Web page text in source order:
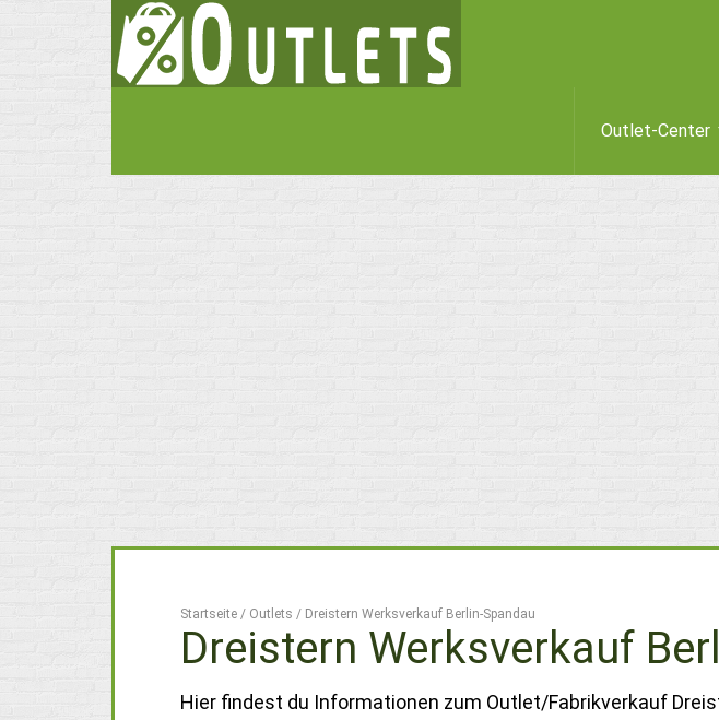
Outlet-Center
Startseite / Outlets / Dreistern Werksverkauf Berlin-Spandau
Dreistern Werksverkauf
Hier findest du Informationen zum Outlet/Fabrikverkauf